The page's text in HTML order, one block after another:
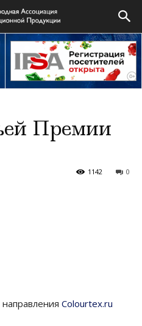
Премии
0
1142
Colourtex.ru